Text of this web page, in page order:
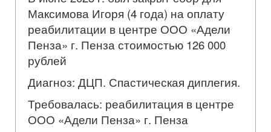
Максимова Игоря (4 года) на оплату
реабилитации в центре ООО «Адели
Пенза» г. Пенза стоимостью 126 000
рублей
Диагноз: ДЦП. Спастическая диплегия.
Требовалась: реабилитация в центре
ООО «Адели Пенза» г. Пенза